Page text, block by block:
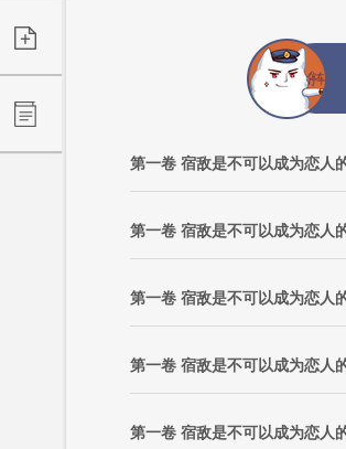
第一卷 宿敌是不可以成为恋人
第一卷 宿敌是不可以成为恋人
第一卷 宿敌是不可以成为恋人
第一卷 宿敌是不可以成为恋人
第一卷 宿敌是不可以成为恋人